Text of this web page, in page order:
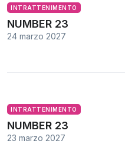
INTRATTENIMENTO
NUMBER 23
24 marzo 2027
INTRATTENIMENTO
NUMBER 23
23 marzo 2027